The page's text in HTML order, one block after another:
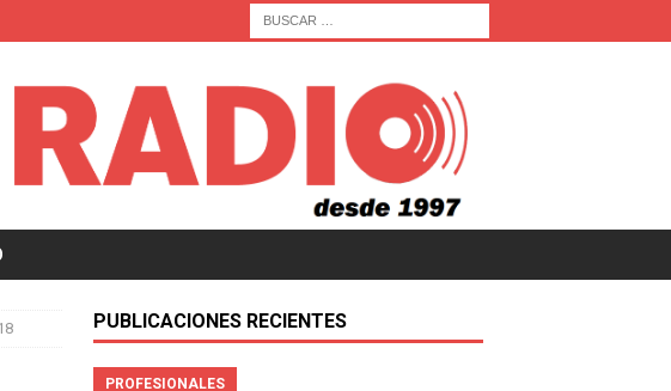
PUBLICACIONES RECIENTES
PROFESIONALES